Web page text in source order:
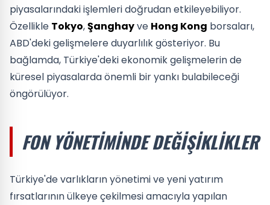
piyasalarındaki işlemleri doğrudan etkileyebiliyor.
Özellikle Tokyo,Şanghayve Hong Kong borsaları,
ABD'deki gelişmelere duyarlılık gösteriyor. Bu
bağlamda, Türkiye'deki ekonomik gelişmelerin de
küresel piyasalarda önemli bir yankı bulabileceği
öngörülüyor.
FON YÖNETIMINDE DEĞIŞIKLIKLER
Türkiye'de varlıkların yönetimi ve yeni yatırım
fırsatlarının ülkeye çekilmesi amacıyla yapılan